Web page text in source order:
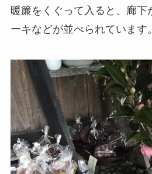
暖簾をくぐって入ると、廊下
ーキなどが並べられています。